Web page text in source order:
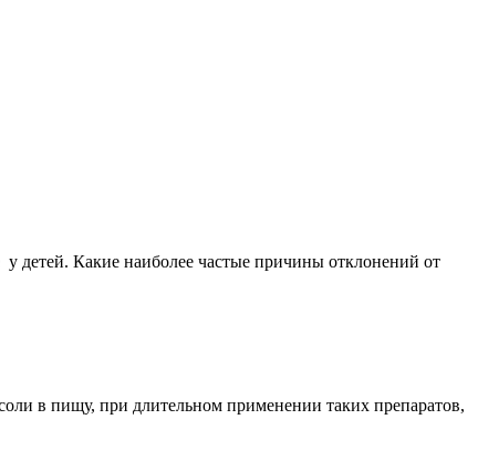
у детей. Какие наиболее частые причины отклонений от
в пищу, при длительном применении таких препаратов,